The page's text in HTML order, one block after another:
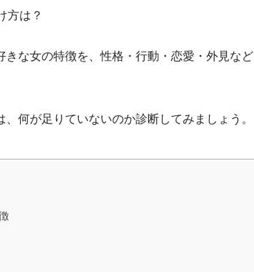
方は？
な女の特徴を、性格・行動・恋愛・外見など
何が足りていないのか診断してみましょう。